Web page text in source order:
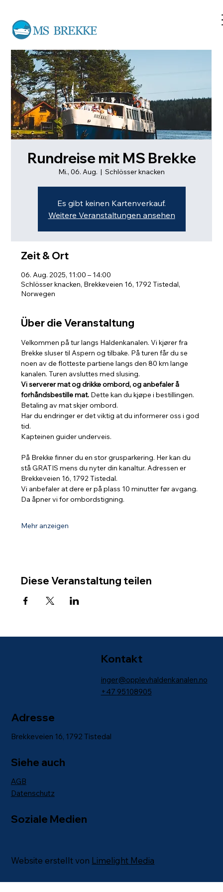
Rundreise mit MS Brekke
Mi., 06. Aug.
  |
Schlösser knacken
Es gibt keinen Kartenverkauf.
Weitere Veranstaltungen ansehen
Zeit & Ort
06. Aug. 2025, 11:00 – 14:00
Schlösser knacken, Brekkeveien 16, 1792 Tistedal,
Norwegen
Über die Veranstaltung
Velkommen på tur langs Haldenkanalen. Vi kjører fra
Brekke sluser til Aspern og tilbake. På turen får du se
noen av de flotteste partiene langs den 80 km lange
kanalen. Turen avsluttes med slusing.
Vi serverer mat og drikke ombord, og anbefaler å
forhåndsbestille mat. Dette kan du kjøpe i bestillingen.
Betaling av mat skjer ombord.
Har du endringer er det viktig at du informerer oss i god
tid.
Kapteinen guider underveis.
På Brekke finner du en stor grusparkering. Her kan du
stå GRATIS mens du nyter din kanaltur. Adressen er
Brekkeveien 16, 1792 Tistedal.
Vi anbefaler at dere er på plass 10 minutter før avgang.
Da åpner vi for ombordstigning.
Mehr anzeigen
Diese Veranstaltung teilen
Kontakt
inger@opplevhaldenkanalen.no
+47 95108905
Adresse
Brekkeveien 16, 1792 Tistedal
Soziale Medien
Siehe auch
AGB
Datenschutz
Website erstellt von Limelight Media